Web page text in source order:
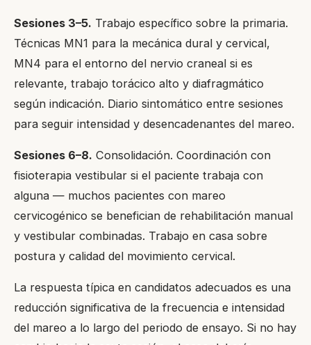
Sesiones 3–5. Trabajo específico sobre la primaria.
Técnicas MN1 para la mecánica dural y cervical,
MN4 para el entorno del nervio craneal si es
relevante, trabajo torácico alto y diafragmático
según indicación. Diario sintomático entre sesiones
para seguir intensidad y desencadenantes del mareo.
Sesiones 6–8. Consolidación. Coordinación con
fisioterapia vestibular si el paciente trabaja con
alguna — muchos pacientes con mareo
cervicogénico se benefician de rehabilitación manual
y vestibular combinadas. Trabajo en casa sobre
postura y calidad del movimiento cervical.
La respuesta típica en candidatos adecuados es una
reducción significativa de la frecuencia e intensidad
del mareo a lo largo del periodo de ensayo. Si no hay